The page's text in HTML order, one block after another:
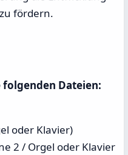
fördern.
Dateien:
oder Klavier)
2 / Orgel oder Klavier